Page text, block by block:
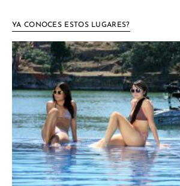
YA CONOCES ESTOS LUGARES?